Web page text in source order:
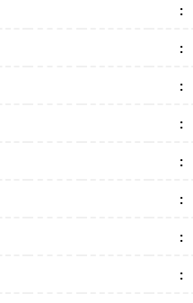
:
:
:
:
:
:
:
:
:
:
:
:
:
:
:
: